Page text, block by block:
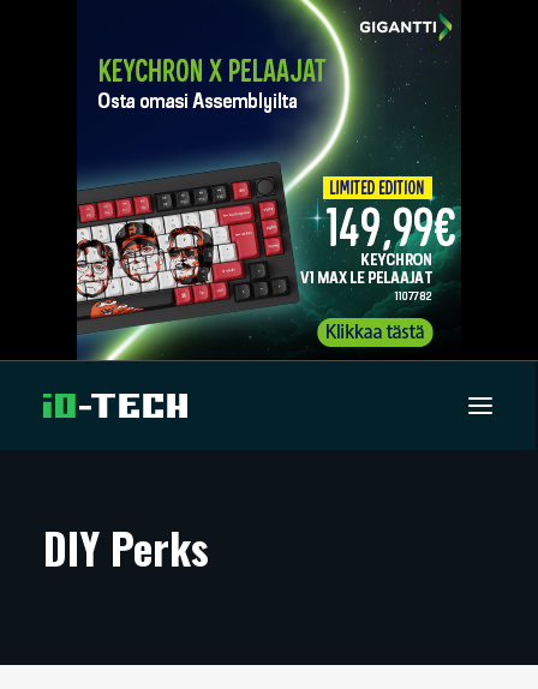
ARTIKKELIT
TECHBBS
DIY Perks